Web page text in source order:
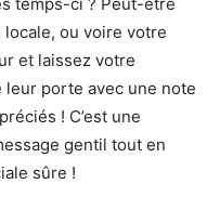
ou voire votre
et laissez votre
porte avec une note
! C’est une
gentil tout en
sûre !